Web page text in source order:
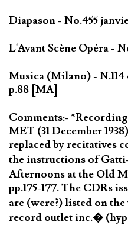
Diapason - No.455
L'Avant Scène Opéra -
Musica (Milano) -
p.88 [MA]
Comments:-
MET (31 December
replaced by recitatives
the instructions of
Afternoons at the Old
pp.175-177. The CDRs
are (were?) listed on
record outlet inc.�